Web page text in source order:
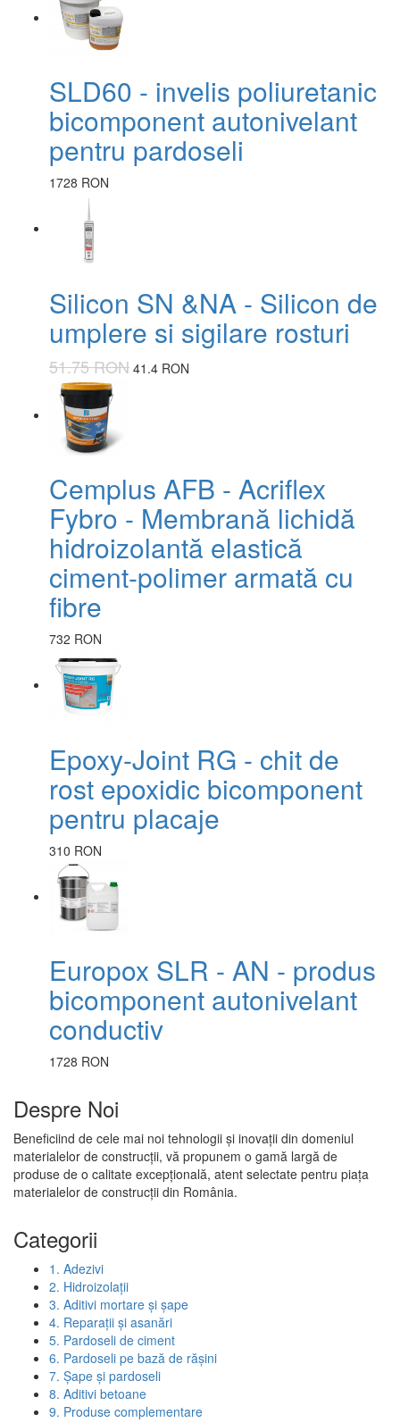
SLD60 - invelis poliuretanic
bicomponent autonivelant
pentru pardoseli
1728 RON
Silicon SN &NA - Silicon de
umplere si sigilare rosturi
51.75 RON 41.4 RON
Cemplus AFB - Acriflex
Fybro - Membrană lichidă
hidroizolantă elastică
ciment-polimer armată cu
fibre
732 RON
Epoxy-Joint RG - chit de
rost epoxidic bicomponent
pentru placaje
310 RON
Europox SLR - AN - produs
bicomponent autonivelant
conductiv
1728 RON
Despre Noi
Beneficiind de cele mai noi tehnologii și inovații din domeniul
materialelor de construcții, vă propunem o gamă largă de
produse de o calitate excepțională, atent selectate pentru piața
materialelor de construcții din România.
Categorii
1. Adezivi
2. Hidroizolații
3. Aditivi mortare și șape
4. Reparații și asanări
5. Pardoseli de ciment
6. Pardoseli pe bază de rășini
7. Șape și pardoseli
8. Aditivi betoane
9. Produse complementare